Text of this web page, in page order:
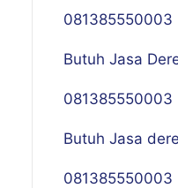
081385550003
Butuh Jasa
081385550003
Butuh Jasa
081385550003